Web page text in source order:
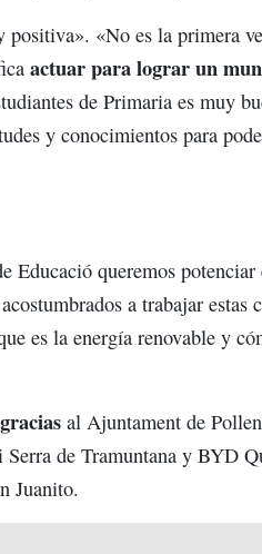
«No es la primera
actuar para lograr un
de Primaria es muy
y conocimientos para
Educació queremos
a trabajar estas
es la energía renovable y
al Ajuntament de
de Tramuntana y BYD
Juanito.